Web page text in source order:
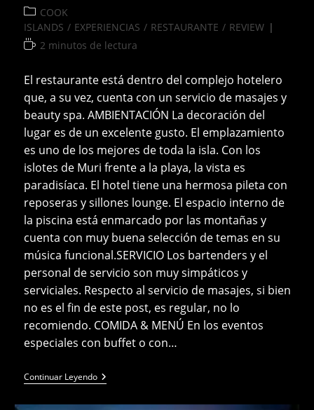
Categoría
de
la
COOK
ISLANDS / EXPERIENCIAS / RESTAURANTE / REVIEW
Tiempo
lectura:
2 minutos de lectura
El restaurante está dentro del complejo hotelero
que, a su vez, cuenta con un servicio de masajes y
beauty spa. AMBIENTACIÓN La decoración del
lugar es de un excelente gusto. El emplazamiento
es uno de los mejores de toda la isla. Con los
islotes de Muri frente a la playa, la vista es
paradisíaca. El hotel tiene una hermosa pileta con
reposeras y sillones lounge. El espacio interno de
la piscina está enmarcado por las montañas y
cuenta con muy buena selección de temas en su
música funcional.SERVICIO Los bartenders y el
personal de servicio son muy simpáticos y
serviciales. Respecto al servicio de masajes, si bien
no es el fin de este post, es regular, no lo
recomiendo. COMIDA & MENÚ En los eventos
especiales con buffet o con…
Continuar LeyendoRestaurante
Muri